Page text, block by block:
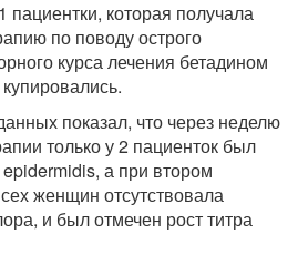
пациентки, которая получала
по поводу острого
курса лечения бетадином
показал, что через неделю
только у 2 пациенток был
а при втором
женщин отсутствовала
и был отмечен рост титра